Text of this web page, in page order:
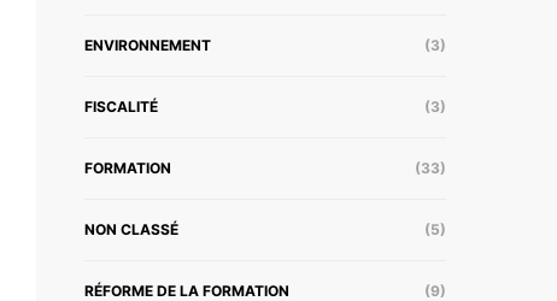
ENVIRONNEMENT (3)
FISCALITÉ (3)
FORMATION (33)
NON CLASSÉ (5)
RÉFORME DE LA FORMATION (9)